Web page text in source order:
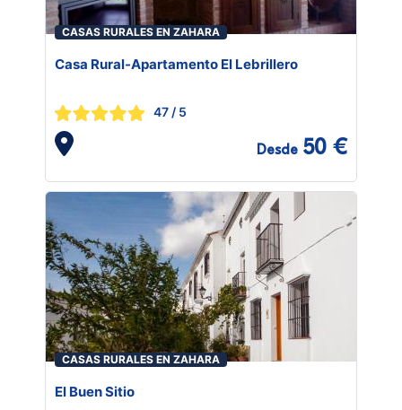
CASAS RURALES EN ZAHARA
Casa Rural-Apartamento El Lebrillero
47 / 5
Desde 50 €
CASAS RURALES EN ZAHARA
El Buen Sitio